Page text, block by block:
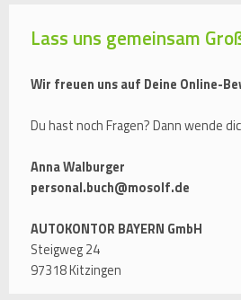
Lass uns gemeinsam
Wir freuen uns auf Deine Online-
Du hast noch Fragen? Dann wende
Anna Walburger
personal.buch@mosolf.de
AUTOKONTOR BAYERN GmbH
Steigweg 24
97318 Kitzingen